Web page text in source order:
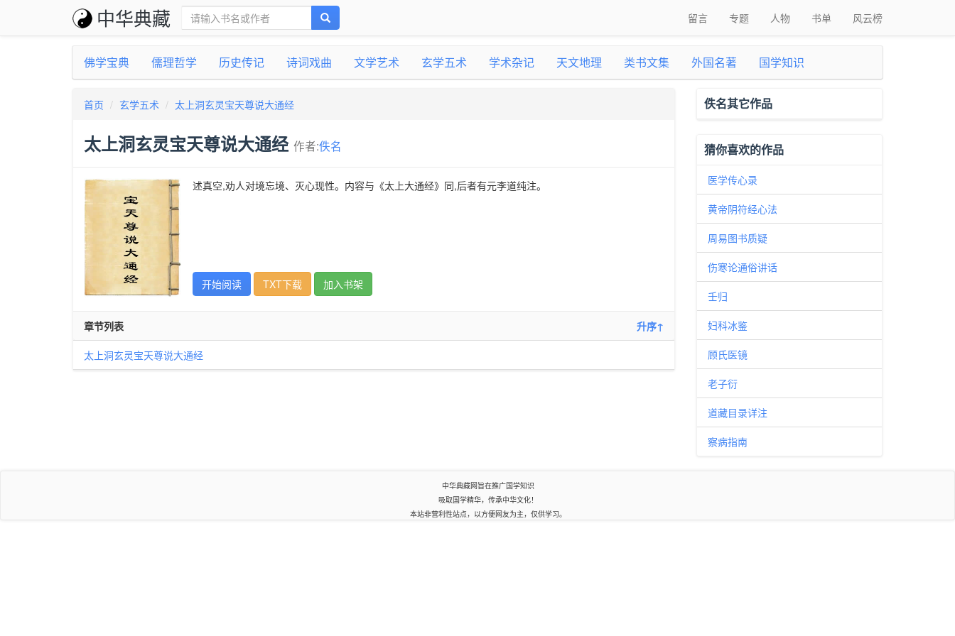
中华典藏 留言 专题 人物 书单 风云榜
佛学宝典 儒理哲学 历史传记 诗词戏曲 文学艺术 玄学五术 学术杂记 天文地理 类书文集 外国名著 国学知识
首页 玄学五术 太上洞玄灵宝天尊说大通经
太上洞玄灵宝天尊说大通经 作者:佚名
述真空,劝人对境忘境、灭心现性。内容与《太上大通经》同,后者有元李道纯注。
开始阅读 TXT下载 加入书架
章节列表 升序↑
太上洞玄灵宝天尊说大通经
佚名其它作品
猜你喜欢的作品
医学传心录
黄帝阴符经心法
周易图书质疑
伤寒论通俗讲话
壬归
妇科冰鉴
顾氏医镜
老子衍
道藏目录详注
察病指南
中华典藏网旨在推广国学知识
吸取国学精华，传承中华文化！
本站非营利性站点，以方便网友为主，仅供学习。